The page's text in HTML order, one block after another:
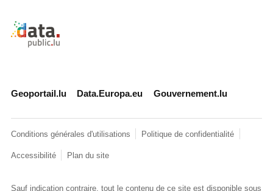
Retour à l'accueil de data.public.lu
Geoportail.lu Data.Europa.eu Gouvernement.lu
Conditions générales d'utilisations Politique de confidentialité
Accessibilité Plan du site
Sauf indication contraire, tout le contenu de ce site est disponible sous